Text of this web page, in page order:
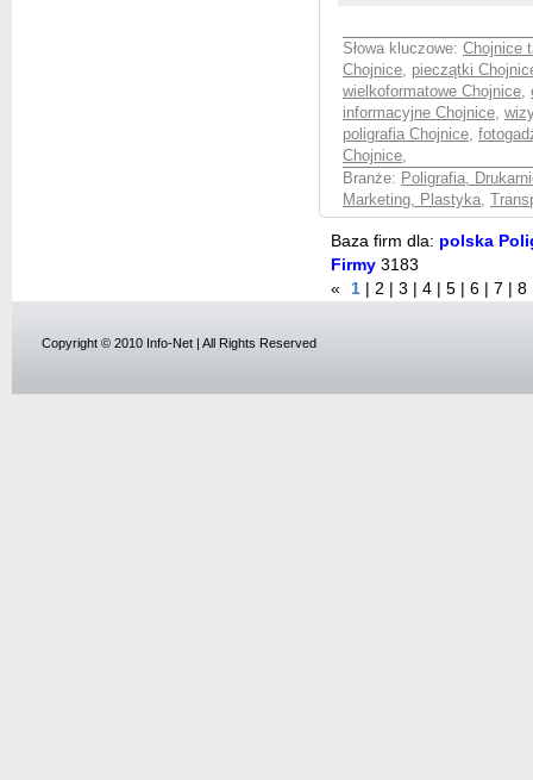
Słowa kluczowe: Chojnice
Chojnice, pieczątki
wielkoformatowe Chojnice,
informacyjne Chojnice,
poligrafia Chojnice,
Chojnice,
Branże: Poligrafia,
Marketing, Plastyka,
Baza firm dla: polska
Firmy 3183
«
1 2 3 4 5 6 7 8
Copyright © 2010 Info-Net | All Rights Reserved